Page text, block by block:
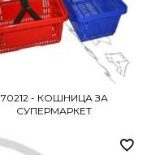
70212 - КОШНИЦА ЗА
СУПЕРМАРКЕТ